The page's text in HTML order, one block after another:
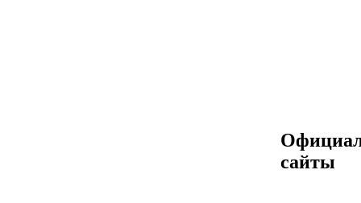
сайты